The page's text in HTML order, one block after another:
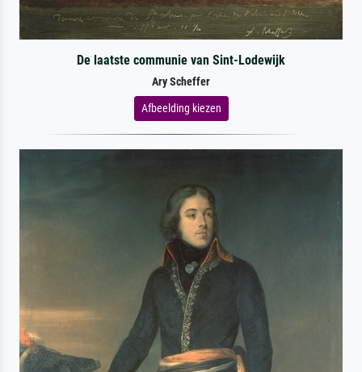
De laatste communie van Sint-Lodewijk
Ary Scheffer
Afbeelding kiezen